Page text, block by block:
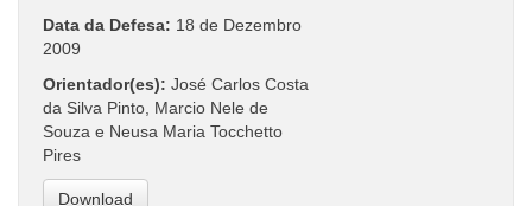
Data da Defesa: 18 de Dezembro
2009
Orientador(es): José Carlos Costa
da Silva Pinto, Marcio Nele de
Souza e Neusa Maria Tocchetto
Pires
Download